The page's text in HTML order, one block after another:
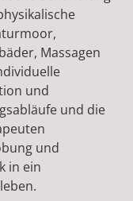
Massagen
und
und die
und
in ein